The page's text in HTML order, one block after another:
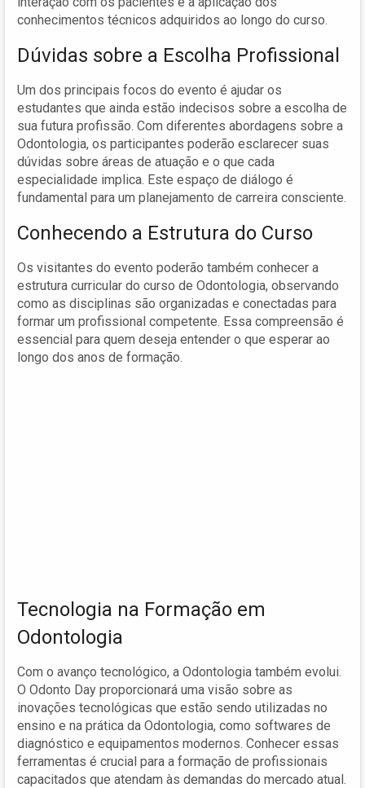
conhecimentos técnicos adquiridos ao longo do curso.
Dúvidas sobre a Escolha Profissional
Um dos principais focos do evento é ajudar os
estudantes que ainda estão indecisos sobre a escolha de
sua futura profissão. Com diferentes abordagens sobre a
Odontologia, os participantes poderão esclarecer suas
dúvidas sobre áreas de atuação e o que cada
especialidade implica. Este espaço de diálogo é
fundamental para um planejamento de carreira consciente.
Conhecendo a Estrutura do Curso
Os visitantes do evento poderão também conhecer a
estrutura curricular do curso de Odontologia, observando
como as disciplinas são organizadas e conectadas para
formar um profissional competente. Essa compreensão é
essencial para quem deseja entender o que esperar ao
longo dos anos de formação.
Tecnologia na Formação em
Odontologia
Com o avanço tecnológico, a Odontologia também evolui.
O Odonto Day proporcionará uma visão sobre as
inovações tecnológicas que estão sendo utilizadas no
ensino e na prática da Odontologia, como softwares de
diagnóstico e equipamentos modernos. Conhecer essas
ferramentas é crucial para a formação de profissionais
capacitados que atendam às demandas do mercado atual.